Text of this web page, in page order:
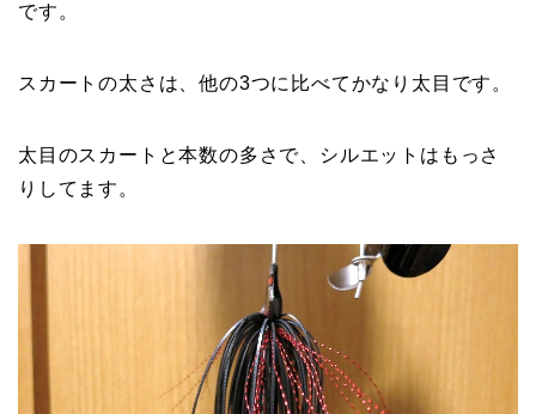
です。
スカートの太さは、他の3つに比べてかなり太目です。
太目のスカートと本数の多さで、シルエットはもっさ
りしてます。